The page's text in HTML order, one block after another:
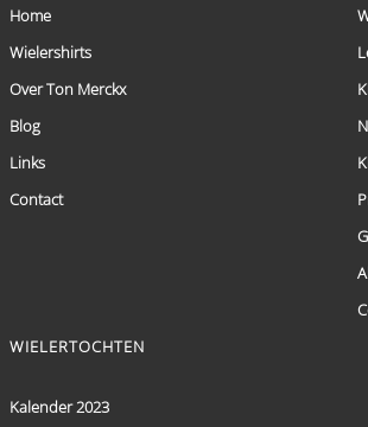
Home
Wielershirts
Over Ton Merckx
Blog
Links
Contact
WIELERTOCHTEN
Kalender 2023